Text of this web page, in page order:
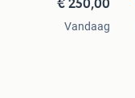
Vandaag